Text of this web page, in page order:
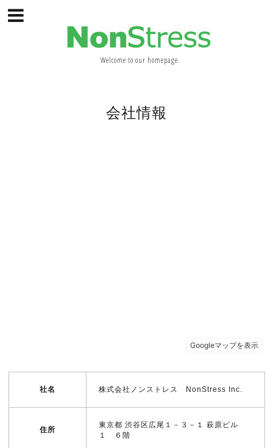
Welcome to our homepage
会社情報
社名 株式会社ノンストレス NonStress Inc.
住所
東京都 渋谷区広尾１－３－１ 萩原ビル
１ ６階